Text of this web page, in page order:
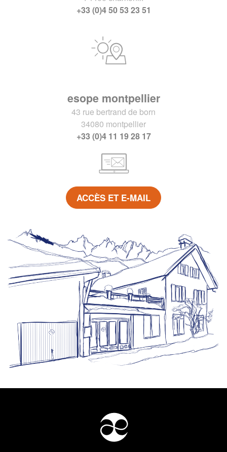
+33 (0)4 50 53 23 51
esope montpellier
43 rue bertrand de born
34080 montpellier
+33 (0)4 11 19 28 17
ACCÈS ET E-MAIL